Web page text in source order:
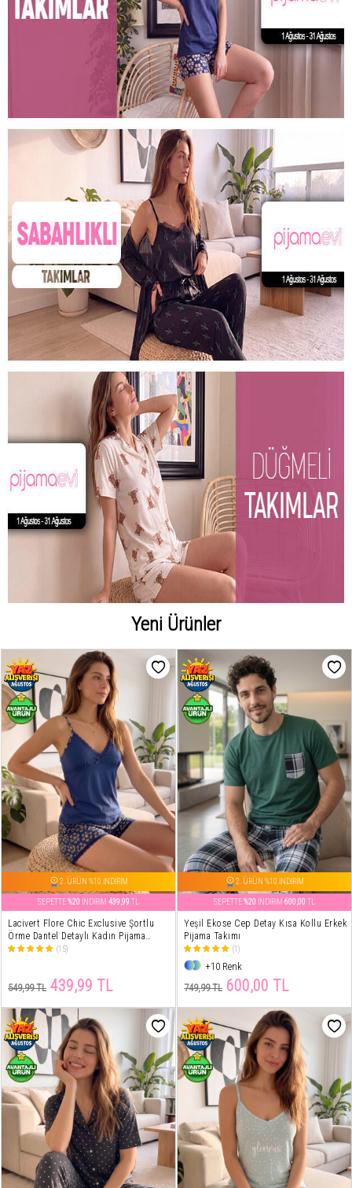
Yeni Ürünler
2. ÜRÜN %10 İNDİRİM
SEPETTE%20 İNDİRİM 439,99 TL
Lacivert Flore Chic Exclusive Şortlu
Örme Dantel Detaylı Kadın Pijama
Takımı
(15)
549,99 TL 439,99 TL
2. ÜRÜN %10 İNDİRİM
SEPETTE%20 İNDİRİM 600,00 TL
Yeşil Ekose Cep Detay Kısa Kollu Erkek
Pijama Takımı
(1)
+10 Renk
749,99 TL 600,00 TL